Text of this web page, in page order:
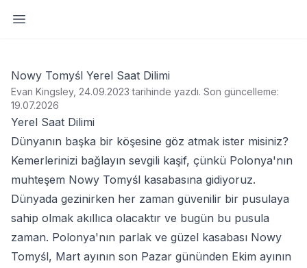
Yan paneli aç
Nowy Tomyśl Yerel Saat Dilimi
Evan Kingsley, 24.09.2023 tarihinde yazdı. Son güncelleme:
19.07.2026
Yerel Saat Dilimi
Dünyanın başka bir köşesine göz atmak ister misiniz?
Kemerlerinizi bağlayın sevgili kaşif, çünkü Polonya'nın
muhteşem Nowy Tomyśl kasabasına gidiyoruz.
Dünyada gezinirken her zaman güvenilir bir pusulaya
sahip olmak akıllıca olacaktır ve bugün bu pusula
zaman. Polonya'nın parlak ve güzel kasabası Nowy
Tomyśl, Mart ayının son Pazar gününden Ekim ayının